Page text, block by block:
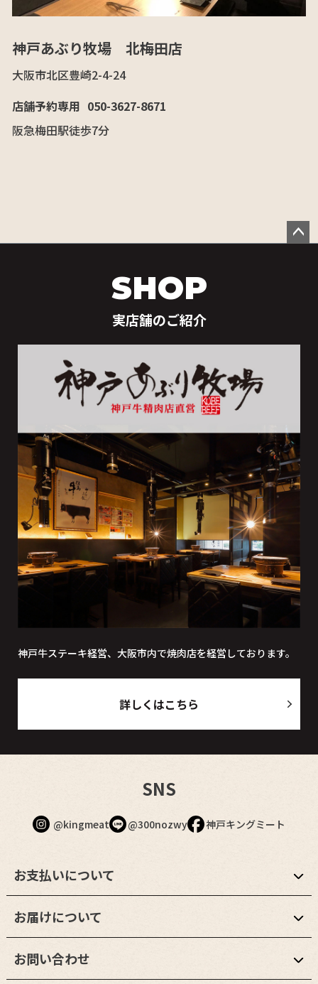
神戸あぶり牧場 北梅田店
大阪市北区豊崎2-4-24
店舗予約専用 050-3627-8671
阪急梅田駅徒歩7分
SHOP
実店舗のご紹介
神戸牛ステーキ経営、大阪市内で焼肉店を経営しております。
詳しくはこちら
SNS
@kingmeat @300nozwy 神戸キングミート
お支払いについて
お届けについて
お問い合わせ